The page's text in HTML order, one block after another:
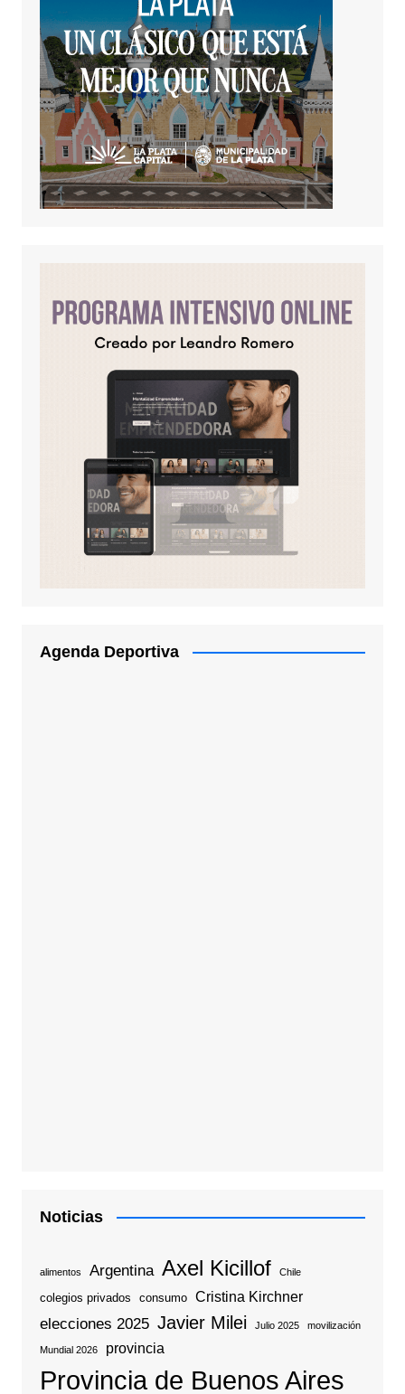
Agenda Deportiva
Noticias
alimentos Argentina Axel Kicillof Chile
colegios privados consumo Cristina Kirchner
elecciones 2025 Javier Milei Julio 2025 movilización
Mundial 2026 provincia
Provincia de Buenos Aires